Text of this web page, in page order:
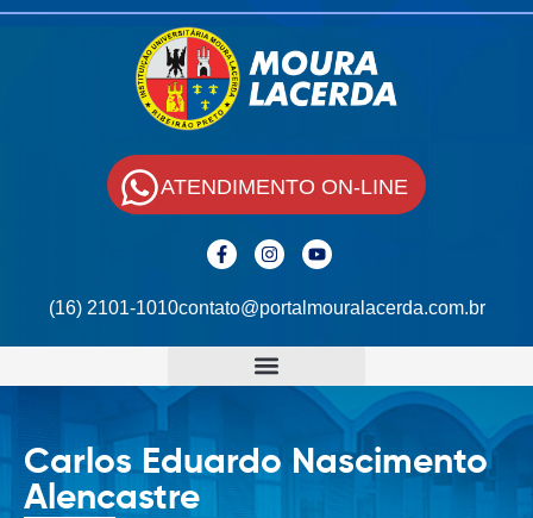
(16) 2101-1010contato@portalmouralacerda.com.br
ATENDIMENTO ON-LINE
Carlos Eduardo Nascimento
Alencastre